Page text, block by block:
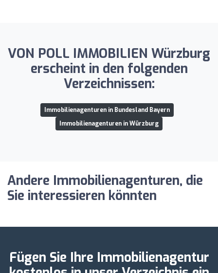
VON POLL IMMOBILIEN Würzburg
erscheint in den folgenden
Verzeichnissen:
Immobilienagenturen in Bundesland Bayern
Immobilienagenturen in Würzburg
Andere Immobilienagenturen, die
Sie interessieren könnten
Fügen Sie Ihre Immobilienagentur